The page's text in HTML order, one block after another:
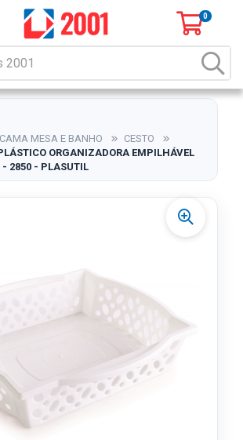
0
CAMA MESA E BANHO
CESTO
ORGANIZADORA EMPILHÁVEL
- 2850 - PLASUTIL